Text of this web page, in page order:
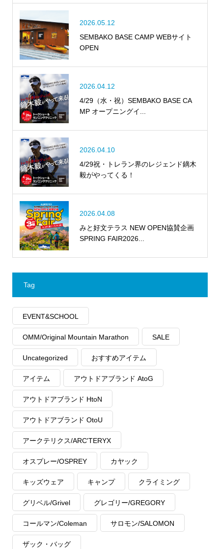
2026.05.12
SEMBAKO BASE CAMP WEBサイト
OPEN
2026.04.12
4/29（水・祝）SEMBAKO BASE CA
MP オープニングイ...
2026.04.10
4/29祝・トレラン界のレジェンド鏑木
毅がやってくる！
2026.04.08
みと好文テラス NEW OPEN協賛企画
SPRING FAIR2026...
Tag
EVENT&SCHOOL
OMM/Original Mountain Marathon SALE
Uncategorized おすすめアイテム
アイテム アウトドアブランド AtoG
アウトドアブランド HtoN
アウトドアブランド OtoU
アークテリクス/ARC'TERYX
オスプレー/OSPREY カヤック
キッズウェア キャンプ クライミング
グリベル/Grivel グレゴリー/GREGORY
コールマン/Coleman サロモン/SALOMON
ザック・バッグ